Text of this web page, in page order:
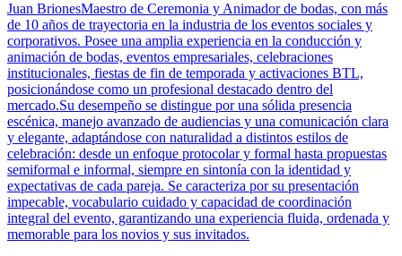
Juan BrionesMaestro de Ceremonia y Animador de bodas, con más
de 10 años de trayectoria en la industria de los eventos sociales y
corporativos. Posee una amplia experiencia en la conducción y
animación de bodas, eventos empresariales, celebraciones
institucionales, fiestas de fin de temporada y activaciones BTL,
posicionándose como un profesional destacado dentro del
mercado.Su desempeño se distingue por una sólida presencia
escénica, manejo avanzado de audiencias y una comunicación clara
y elegante, adaptándose con naturalidad a distintos estilos de
celebración: desde un enfoque protocolar y formal hasta propuestas
semiformal e informal, siempre en sintonía con la identidad y
expectativas de cada pareja. Se caracteriza por su presentación
impecable, vocabulario cuidado y capacidad de coordinación
integral del evento, garantizando una experiencia fluida, ordenada y
memorable para los novios y sus invitados.